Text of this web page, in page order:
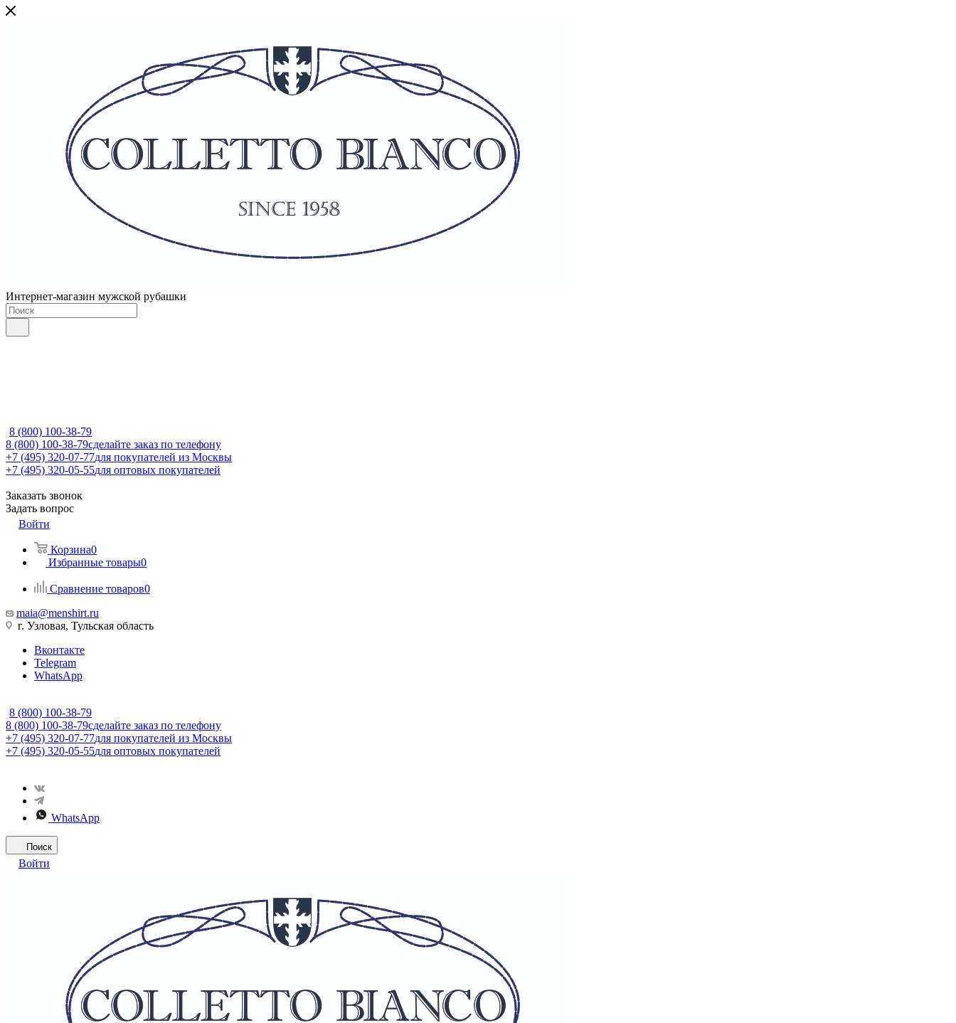
Интернет-магазин мужской рубашки
8 (800) 100-38-79
8 (800) 100-38-79сделайте заказ по телефону
+7 (495) 320-07-77для покупателей из Москвы
+7 (495) 320-05-55для оптовых покупателей
Заказать звонок
Задать вопрос
Войти
Корзина0
Избранные товары0
Сравнение товаров0
maia@menshirt.ru
г. Узловая, Тульская область
Вконтакте
Telegram
WhatsApp
8 (800) 100-38-79
8 (800) 100-38-79сделайте заказ по телефону
+7 (495) 320-07-77для покупателей из Москвы
+7 (495) 320-05-55для оптовых покупателей
WhatsApp
Поиск
Войти